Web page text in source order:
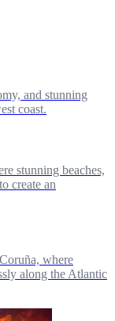
and stunning
coast.
stunning beaches,
create an
where
along the Atlantic